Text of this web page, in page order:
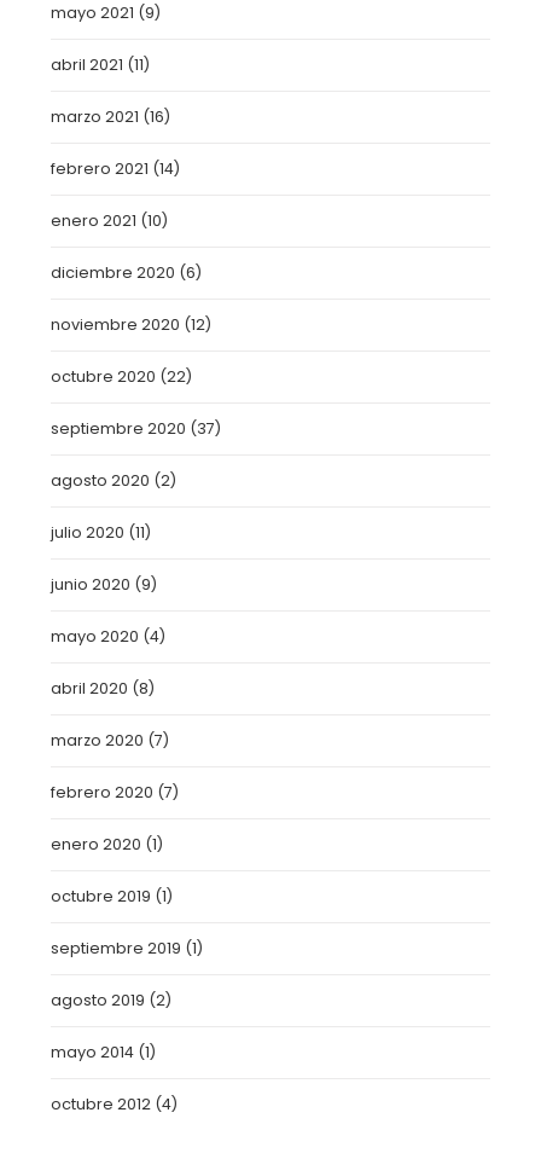
mayo 2021 (9)
abril 2021 (11)
marzo 2021 (16)
febrero 2021 (14)
enero 2021 (10)
diciembre 2020 (6)
noviembre 2020 (12)
octubre 2020 (22)
septiembre 2020 (37)
agosto 2020 (2)
julio 2020 (11)
junio 2020 (9)
mayo 2020 (4)
abril 2020 (8)
marzo 2020 (7)
febrero 2020 (7)
enero 2020 (1)
octubre 2019 (1)
septiembre 2019 (1)
agosto 2019 (2)
mayo 2014 (1)
octubre 2012 (4)